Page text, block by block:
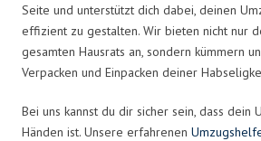
Seite und unterstützt dich dabei, deinen
effizient zu gestalten. Wir bieten nicht nur
gesamten Hausrats an, sondern kümmern
Verpacken und Einpacken deiner
Bei uns kannst du dir sicher sein, dass dein
Händen ist. Unsere erfahrenen